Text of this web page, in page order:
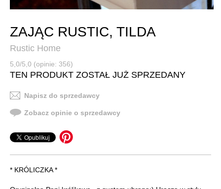
ZAJĄC RUSTIC, TILDA
Rustic Home
5,0/5,0 (opinie: 356)
TEN PRODUKT ZOSTAŁ JUŻ SPRZEDANY
Napisz do sprzedawcy
Zobacz opinie o sprzedawcy
* KRÓLICZKA *